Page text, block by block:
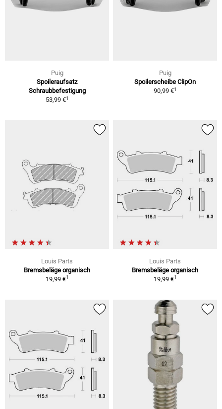
Puig
Spoileraufsatz
Schraubbefestigung
53,99 €1
Puig
Spoilerscheibe ClipOn
90,99 €1
Louis Parts
Bremsbeläge organisch
19,99 €1
Louis Parts
Bremsbeläge organisch
19,99 €1